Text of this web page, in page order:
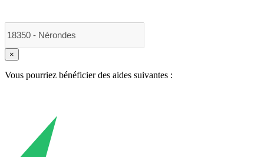
×
Vous pourriez bénéficier des aides suivantes :